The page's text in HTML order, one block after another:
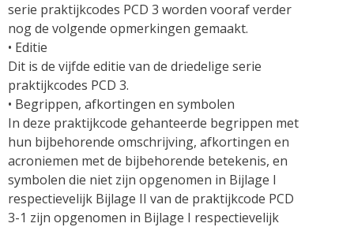
serie praktijkcodes PCD 3 worden vooraf verder
nog de volgende opmerkingen gemaakt.
• Editie
Dit is de vijfde editie van de driedelige serie
praktijkcodes PCD 3.
• Begrippen, afkortingen en symbolen
In deze praktijkcode gehanteerde begrippen met
hun bijbehorende omschrijving, afkortingen en
acroniemen met de bijbehorende betekenis, en
symbolen die niet zijn opgenomen in Bijlage I
respectievelijk Bijlage II van de praktijkcode PCD
3-1 zijn opgenomen in Bijlage I respectievelijk